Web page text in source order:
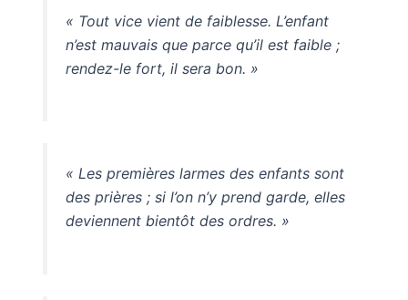
« Tout vice vient de faiblesse. L’enfant
n’est mauvais que parce qu’il est faible ;
rendez-le fort, il sera bon. »
« Les premières larmes des enfants sont
des prières ; si l’on n’y prend garde, elles
deviennent bientôt des ordres. »